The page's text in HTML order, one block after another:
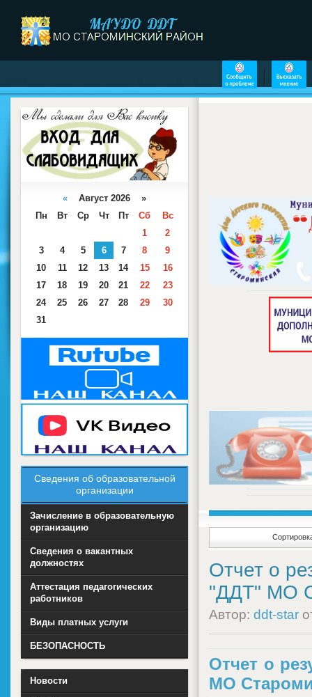
Отчет о
"ДДТ" МО
Автор: ddt-star
Отчет о
МО
« Август 2026 »
Пн
Вт Ср Чт Пт Сб
Вс
1
2
3
4 5 6 7 8
9
10
11 12 13 14 15
16
17
18 19 20 21 22
23
24
25 26 27 28 29
30
31
Сведения об образовательной
организации
Зачисление в образовательную
организацию
Сведения о вакантных
должностях
Аттестация педагогических
работников
Виды платных услуги
БЕЗОПАСНОСТЬ
Новости